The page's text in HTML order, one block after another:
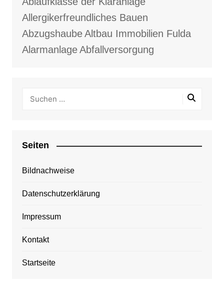
Allergikerfreundliches Bauen
AbzugshaubeAltbau Immobilien Fulda
AlarmanlageAbfallversorgung
Seiten
Bildnachweise
Datenschutzerklärung
Impressum
Kontakt
Startseite